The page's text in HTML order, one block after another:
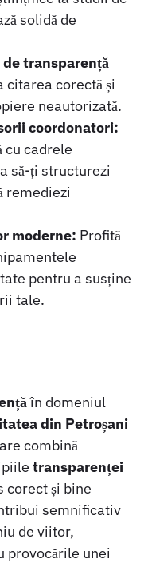
solidă de
transparență
citarea corectă și
neautorizată.
coordonatori:
cu cadrele
să-ți structurezi
remediezi
moderne: Profită
pentru a susține
tale.
în domeniul
din Petroșani
combină
transparenței
corect și bine
semnificativ
de viitor,
provocările unei